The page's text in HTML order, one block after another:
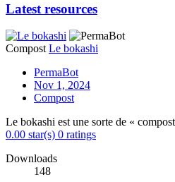
Latest resources
Compost Le bokashi
PermaBot
Nov 1, 2024
Compost
Le bokashi est une sorte de «
0.00 star(s) 0 ratings
Downloads
148